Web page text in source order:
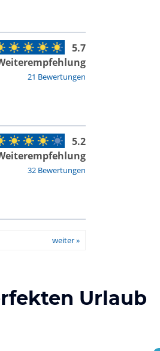
21 Bewertungen
5.7
32 Bewertungen
5.2
weiter »
Urlaub